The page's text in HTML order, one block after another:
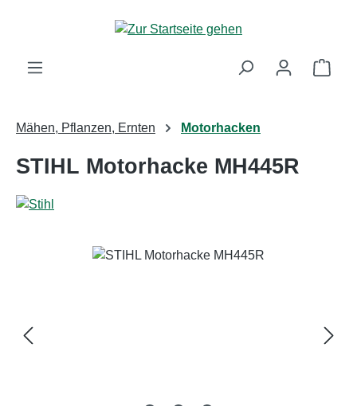
Zum Hauptinhalt springen
Mähen, Pflanzen, Ernten Motorhacken
STIHL Motorhacke MH445R
Bildergalerie überspringen